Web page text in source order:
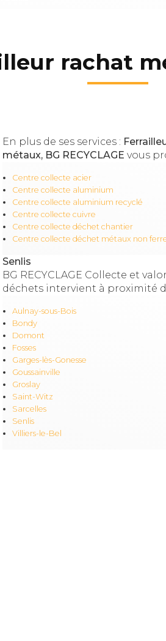
rachat
En plus de ses services :
métaux, BG RECYCLAGE vous
Centre collecte acier
Centre collecte aluminium
Centre collecte aluminium recyclé
Centre collecte cuivre
Centre collecte déchet chantier
Centre collecte déchet métaux non
Senlis
BG RECYCLAGE Collecte et
déchets intervient à proximité
Aulnay-sous-Bois
Bondy
Domont
Fosses
Garges-lès-Gonesse
Goussainville
Groslay
Saint-Witz
Sarcelles
Senlis
Villiers-le-Bel